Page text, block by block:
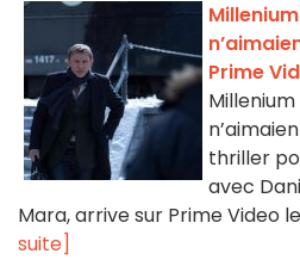
Prime
thriller
avec
Mara, arrive sur Prime Video
suite]